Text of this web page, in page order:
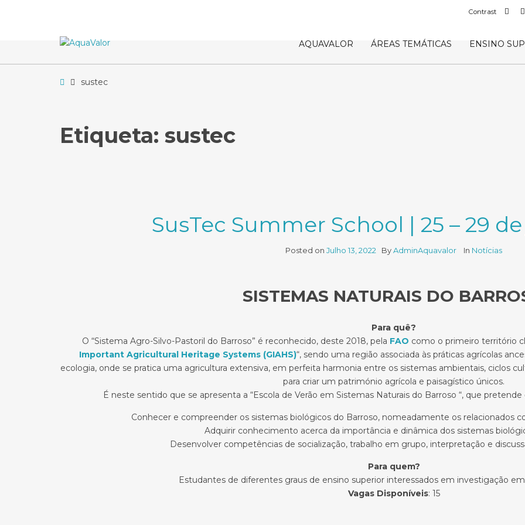
Contrast
AQUAVALOR ÁREAS TEMÁTICAS ENSINO
Homesustec
Etiqueta: sustec
SusTec Summer School | 25 – 29
Posted on Julho 13, 2022 ByAdminAquavalor In Notícias
SISTEMAS NATURAIS DO
Para quê?
O “Sistema Agro-Silvo-Pastoril do Barroso” é reconhecido, deste 2018, pela FAO como o primeiro território
Important Agricultural Heritage Systems (GIAHS)“, sendo uma região associada às práticas agrícolas
ecologia, onde se pratica uma agricultura extensiva, em perfeita harmonia entre os sistemas ambientais, ciclos
para criar um património agrícola e paisagístico únicos.
É neste sentido que se apresenta a “Escola de Verão em Sistemas Naturais do Barroso “, que
Conhecer e compreender os sistemas biológicos do Barroso, nomeadamente os relacionados
Adquirir conhecimento acerca da importância e dinâmica dos sistemas
Desenvolver competências de socialização, trabalho em grupo, interpretação e
Para quem?
Estudantes de diferentes graus de ensino superior interessados em investigação
Vagas Disponíveis: 15